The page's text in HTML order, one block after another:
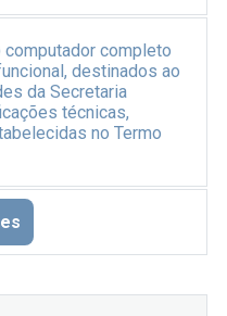
completo
destinados ao
da Secretaria
técnicas,
no Termo